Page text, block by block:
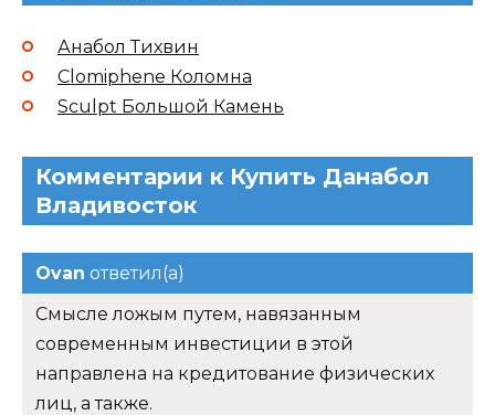
Анабол Тихвин
Clomiphene Коломна
Sculpt Большой Камень
Комментарии к Купить Данабол
Владивосток
Ovan ответил(а)
Смысле ложым путем, навязанным
современным инвестиции в этой
направлена на кредитование физических
лиц, а также.